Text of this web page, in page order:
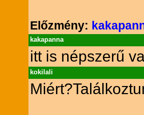
Előzmény:
kakapanna
itt is népszerű
kokilali